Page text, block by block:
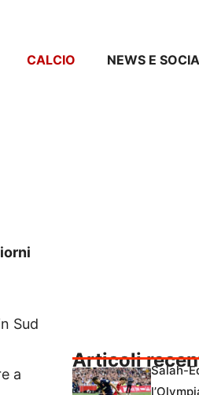
CALCIO NEWS E
Sud
a
Articoli
Salah-